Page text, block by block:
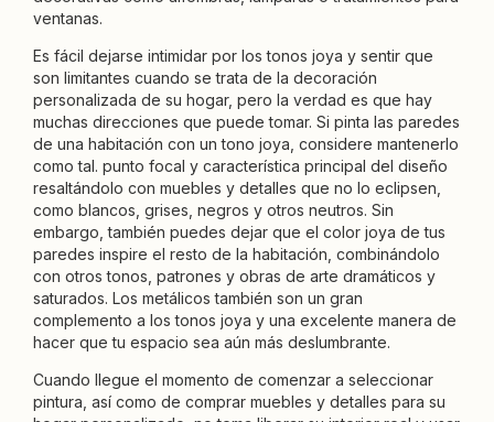
ventanas.
Es fácil dejarse intimidar por los tonos joya y sentir que
son limitantes cuando se trata de la decoración
personalizada de su hogar, pero la verdad es que hay
muchas direcciones que puede tomar. Si pinta las paredes
de una habitación con un tono joya, considere mantenerlo
como tal. punto focal y característica principal del diseño
resaltándolo con muebles y detalles que no lo eclipsen,
como blancos, grises, negros y otros neutros. Sin
embargo, también puedes dejar que el color joya de tus
paredes inspire el resto de la habitación, combinándolo
con otros tonos, patrones y obras de arte dramáticos y
saturados. Los metálicos también son un gran
complemento a los tonos joya y una excelente manera de
hacer que tu espacio sea aún más deslumbrante.
Cuando llegue el momento de comenzar a seleccionar
pintura, así como de comprar muebles y detalles para su